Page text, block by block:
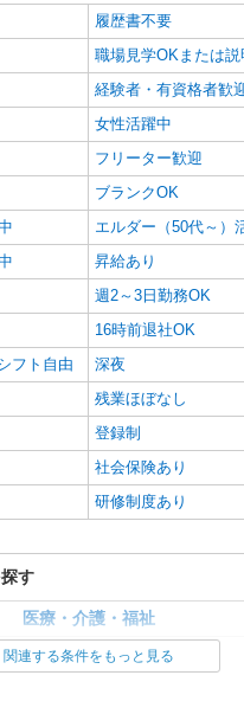
交通費別途支給
北海道札幌市中央区北2条東
詳細を見
ス 北海道支社
宅型有料老人ホームでの介護
【派遣時給】1,350〜1,500円（資
交通費別途支給
北海道札幌市中央区南6条西
詳細を見る
ース 北海道支社
ービス付き高齢者住宅での介護業
【派遣時給】1,350〜1,500円（資
交通費別途支給
北海道札幌市中央区南１条西
ース 北海道支社
老人ホームでの介護
履歴書不要
職場見学OKまたは説
経験者・有資格者歓
女性活躍中
フリーター歓迎
ブランクOK
エルダー（50代～）
昇給あり
週2～3日勤務OK
16時前退社OK
フト自由
深夜
残業ほぼなし
登録制
社会保険あり
研修制度あり
す
医療・介護・福祉
関連する条件をもっと見る